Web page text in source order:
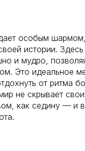
особым
истории.
и мудро,
Это идеальное
от ритма
не скрывает
как седину — и